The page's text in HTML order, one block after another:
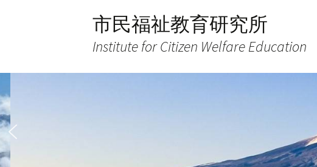
ス
キ
ッ
市民福祉教育研究所
Institute for Citizen Welfare Education